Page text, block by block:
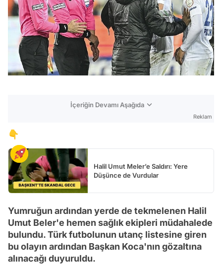
İçeriğin Devamı Aşağıda
Reklam
👇
Halil Umut Meler’e Saldırı: Yere
Düşünce de Vurdular
Yumruğun ardından yerde de tekmelenen Halil
Umut Beler'e hemen sağlık ekipleri müdahalede
bulundu. Türk futbolunun utanç listesine giren
bu olayın ardından Başkan Koca'nın gözaltına
alınacağı duyuruldu.